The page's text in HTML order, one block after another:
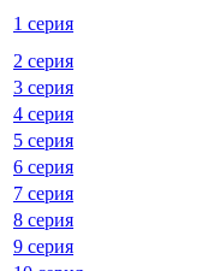
1 серия
2 серия
3 серия
4 серия
5 серия
6 серия
7 серия
8 серия
9 серия